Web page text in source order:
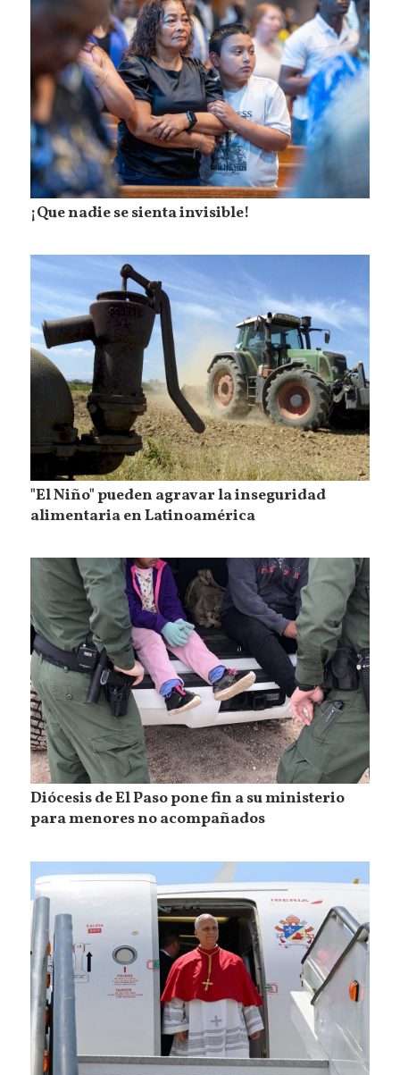
¡Que nadie se sienta invisible!
"El Niño" pueden agravar la inseguridad
alimentaria en Latinoamérica
Diócesis de El Paso pone fin a su ministerio
para menores no acompañados